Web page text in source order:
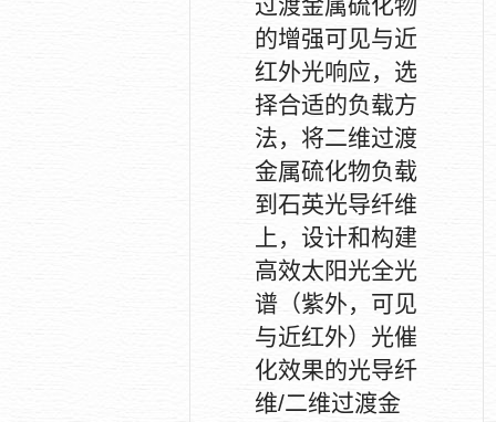
过渡金属硫化物
的增强可见与近
红外光响应，选
择合适的负载方
法，将二维过渡
金属硫化物负载
到石英光导纤维
上，设计和构建
高效太阳光全光
谱（紫外，可见
与近红外）光催
化效果的光导纤
维/二维过渡金